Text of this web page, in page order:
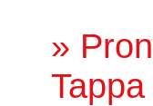
»